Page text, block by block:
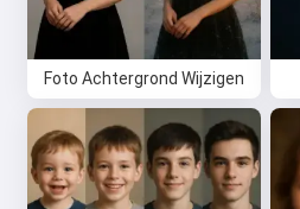
Foto Achtergrond Wijzigen
Hoi 👋
Ik kan liedjes
schrijven en